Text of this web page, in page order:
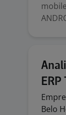
ERP
Belo